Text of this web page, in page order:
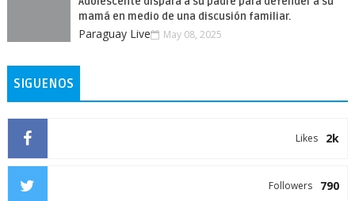
mamá en medio de una discusión familiar.
Paraguay Live May 08, 2025
SIGUENOS
2k
Likes
790
Followers